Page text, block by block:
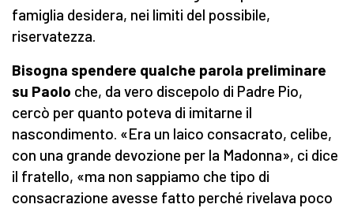
famiglia desidera, nei limiti del possibile,
riservatezza.
Bisogna spendere qualche parola preliminare
su Paolo che, da vero discepolo di Padre Pio,
cercò per quanto poteva di imitarne il
nascondimento. «Era un laico consacrato, celibe,
con una grande devozione per la Madonna», ci dice
il fratello, «ma non sappiamo che tipo di
consacrazione avesse fatto perché rivelava poco